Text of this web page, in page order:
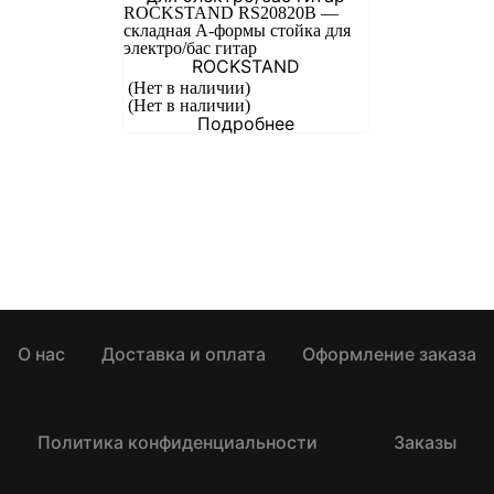
ROCKSTAND RS20820B —
складная А-формы стойка для
электро/бас гитар
ROCKSTAND
(Нет в наличии)
(Нет в наличии)
Подробнее
О нас Доставка и оплата Оформление заказа
Политика конфиденциальности Заказы